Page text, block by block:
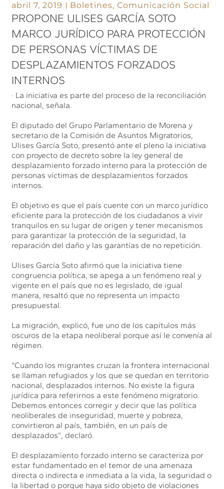
abril 7, 2019 Boletines,Comunicación Social
PROPONE ULISES GARCÍA SOTO
MARCO JURÍDICO PARA PROTECCIÓN
DE PERSONAS VÍCTIMAS DE
DESPLAZAMIENTOS FORZADOS
INTERNOS
· La iniciativa es parte del proceso de la reconciliación
nacional, señala.
El diputado del Grupo Parlamentario de Morena y
secretario de la Comisión de Asuntos Migratorios,
Ulises García Soto, presentó ante el pleno la iniciativa
con proyecto de decreto sobre la ley general de
desplazamiento forzado interno para la protección de
personas víctimas de desplazamientos forzados
internos.
El objetivo es que el país cuente con un marco jurídico
eficiente para la protección de los ciudadanos a vivir
tranquilos en su lugar de origen y tener mecanismos
para garantizar la protección de la seguridad, la
reparación del daño y las garantías de no repetición.
Ulises García Soto afirmó que la iniciativa tiene
congruencia política, se apega a un fenómeno real y
vigente en el país que no es legislado, de igual
manera, resaltó que no representa un impacto
presupuestal.
La migración, explicó, fue uno de los capítulos más
oscuros de la etapa neoliberal porque así le convenía al
régimen.
“Cuando los migrantes cruzan la frontera internacional
se llaman refugiados y los que se quedan en territorio
nacional, desplazados internos. No existe la figura
jurídica para referirnos a este fenómeno migratorio.
Debemos entonces corregir y decir que las política
neoliberales de inseguridad, muerte y pobreza,
convirtieron al país, también, en un país de
desplazados”, declaró.
El desplazamiento forzado interno se caracteriza por
estar fundamentado en el temor de una amenaza
directa o indirecta e inmediata a la vida, la seguridad o
la libertad o porque haya sido objeto de violaciones